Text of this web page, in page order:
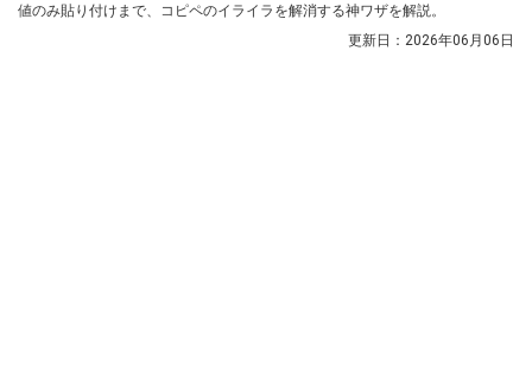
値のみ貼り付けまで、コピペのイライラを解消する神ワザを解説。
更新日： 2026年06月06日